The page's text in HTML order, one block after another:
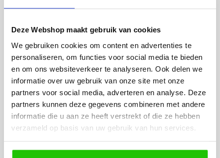
Deze Webshop maakt gebruik van cookies
We gebruiken cookies om content en advertenties te
personaliseren, om functies voor social media te bieden
en om ons websiteverkeer te analyseren. Ook delen we
informatie over uw gebruik van onze site met onze
partners voor social media, adverteren en analyse. Deze
partners kunnen deze gegevens combineren met andere
informatie die u aan ze heeft verstrekt of die ze hebben
verzameld op basis van uw gebruik van hun services.
BESTELINCLUSIEF
Smart led lichtbron
kogel Zigbee E14 opaal
(HUE geschikt)
LED
4W E14